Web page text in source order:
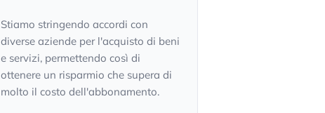
Stiamo stringendo accordi con
diverse aziende per l'acquisto di beni
e servizi, permettendo così di
ottenere un risparmio che supera di
molto il costo dell'abbonamento.